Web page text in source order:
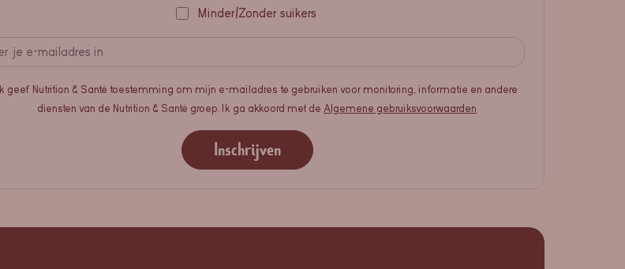
Minder/Zonder suikers
Ik geef Nutrition & Santé toestemming om mijn e-mailadres te gebruiken voor monitoring, informatie en andere
diensten van de Nutrition & Santé groep. Ik ga akkoord met deAlgemene gebruiksvoorwaarden
Inschrijven